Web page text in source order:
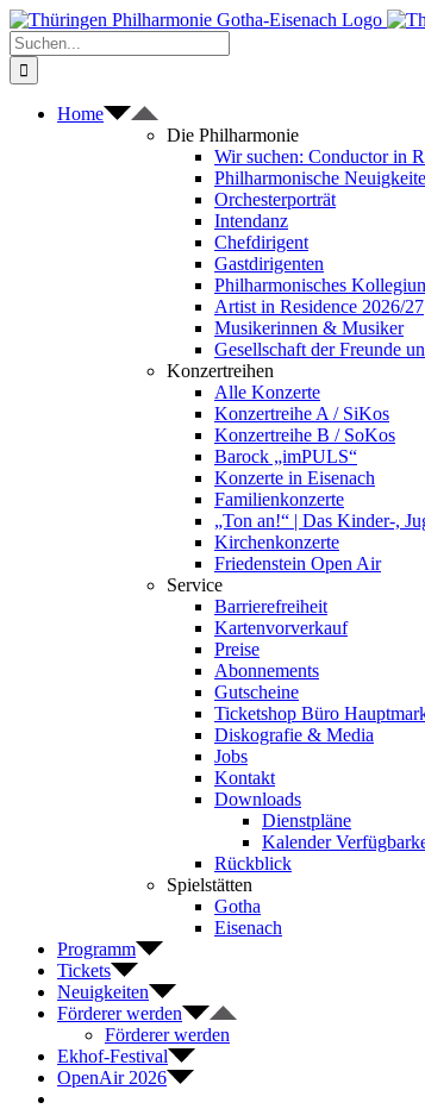
Zum
Inhalt
springen
Suche
nach:
Home
Die Philharmonie
Wir suchen: Conductor in
Philharmonische
Orchesterporträt
Intendanz
Chefdirigent
Gastdirigenten
Philharmonisches
Artist in Residence 2026/27
Musikerinnen & Musiker
Gesellschaft der Freunde
Konzertreihen
Alle Konzerte
Konzertreihe A / SiKos
Konzertreihe B / SoKos
Barock „imPULS“
Konzerte in Eisenach
Familienkonzerte
„Ton an!“ | Das Kinder-,
Kirchenkonzerte
Friedenstein Open Air
Service
Barrierefreiheit
Kartenvorverkauf
Preise
Abonnements
Gutscheine
Ticketshop Büro
Diskografie & Media
Jobs
Kontakt
Downloads
Dienstpläne
Kalender
Rückblick
Spielstätten
Gotha
Eisenach
Programm
Tickets
Neuigkeiten
Förderer werden
Förderer werden
Ekhof-Festival
OpenAir 2026